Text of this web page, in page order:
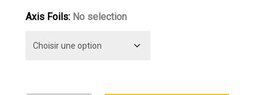
Axis Foils: No selection